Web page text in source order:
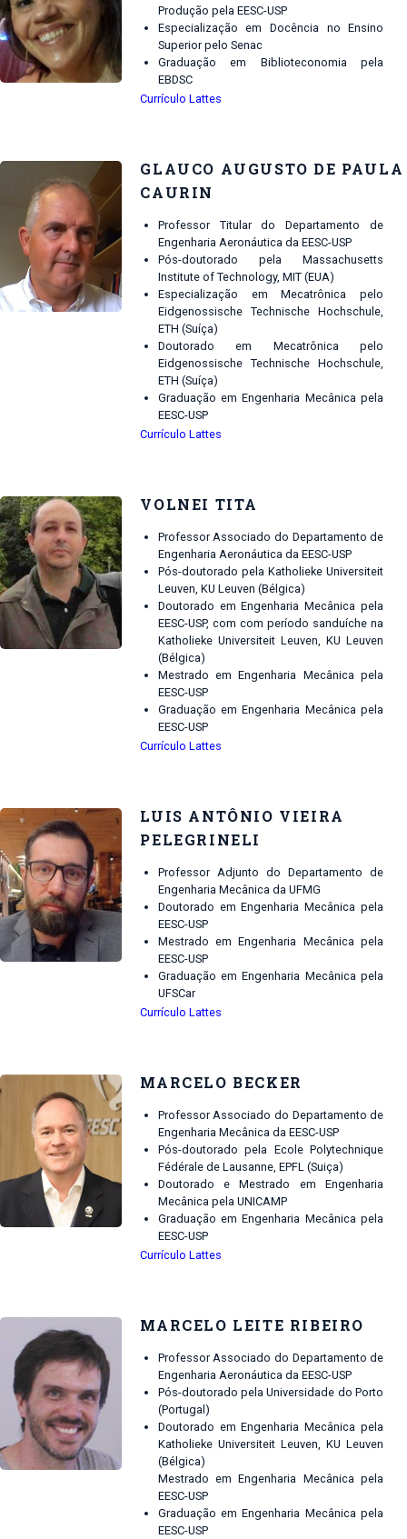
Produção pela EESC-USP
Especialização em Docência no Ensino
Superior pelo Senac
Graduação em Biblioteconomia pela
EBDSC
Currículo Lattes
GLAUCO AUGUSTO DE PAULA
CAURIN
Professor Titular do Departamento de
Engenharia Aeronáutica da EESC-USP
Pós-doutorado pela Massachusetts
Institute of Technology, MIT (EUA)
Especialização em Mecatrônica pelo
Eidgenossische Technische Hochschule,
ETH (Suíça)
Doutorado em Mecatrônica pelo
Eidgenossische Technische Hochschule,
ETH (Suíça)
Graduação em Engenharia Mecânica pela
EESC-USP
Currículo Lattes
VOLNEI TITA
Professor Associado do Departamento de
Engenharia Aeronáutica da EESC-USP
Pós-doutorado pela Katholieke Universiteit
Leuven, KU Leuven (Bélgica)
Doutorado em Engenharia Mecânica pela
EESC-USP, com com período sanduíche na
Katholieke Universiteit Leuven, KU Leuven
(Bélgica)
Mestrado em Engenharia Mecânica pela
EESC-USP
Graduação em Engenharia Mecânica pela
EESC-USP
Currículo Lattes
LUIS ANTÔNIO VIEIRA
PELEGRINELI
Professor Adjunto do Departamento de
Engenharia Mecânica da UFMG
Doutorado em Engenharia Mecânica pela
EESC-USP
Mestrado em Engenharia Mecânica pela
EESC-USP
Graduação em Engenharia Mecânica pela
UFSCar
Currículo Lattes
MARCELO BECKER
Professor Associado do Departamento de
Engenharia Mecânica da EESC-USP
Pós-doutorado pela Ecole Polytechnique
Fédérale de Lausanne, EPFL (Suiça)
Doutorado e Mestrado em Engenharia
Mecânica pela UNICAMP
Graduação em Engenharia Mecânica pela
EESC-USP
Currículo Lattes
MARCELO LEITE RIBEIRO
Professor Associado do Departamento de
Engenharia Aeronáutica da EESC-USP
Pós-doutorado pela Universidade do Porto
(Portugal)
Doutorado em Engenharia Mecânica pela
Katholieke Universiteit Leuven, KU Leuven
(Bélgica)
Mestrado em Engenharia Mecânica pela
EESC-USP
Graduação em Engenharia Mecânica pela
EESC-USP